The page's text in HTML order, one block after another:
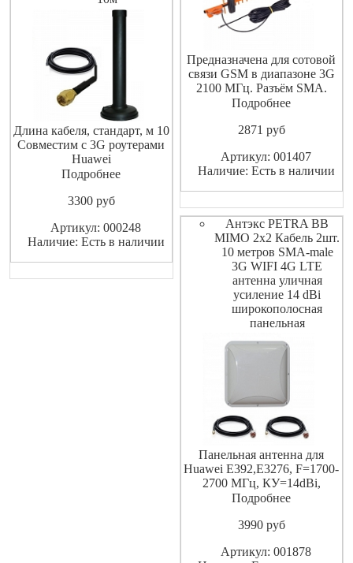
Длина кабеля, стандарт, м 10
Совместим с 3G роутерами
Huawei
B970b,B683,B660,E961 и
разъемом SMA
Подробнее
3300pуб
Артикул: 000248
Наличие: Есть в наличии
Предназначена для сотовой
связи GSM в диапазоне 3G
2100 МГц. Разъём SMA.
Направленная. Высокое
мачте. Герметичное
Подробнее
2871 pуб
Артикул: 001407
Наличие: Есть в наличии
Антэкс PETRA BB
MIMO 2x2 Кабель 2шт.
10 метров SMA-male
3G WIFI 4G LTE
антенна уличная
усиление 14 dBi
широкополосная
панельная
Панельная антенна для
Huawei E392,E3276, F=1700-
2700 МГц, КУ=14dBi,
разъемы 2 х N-female,
горизонтальная
каналами более 30 ДБ.
Подробнее
3990pуб
Артикул: 001878